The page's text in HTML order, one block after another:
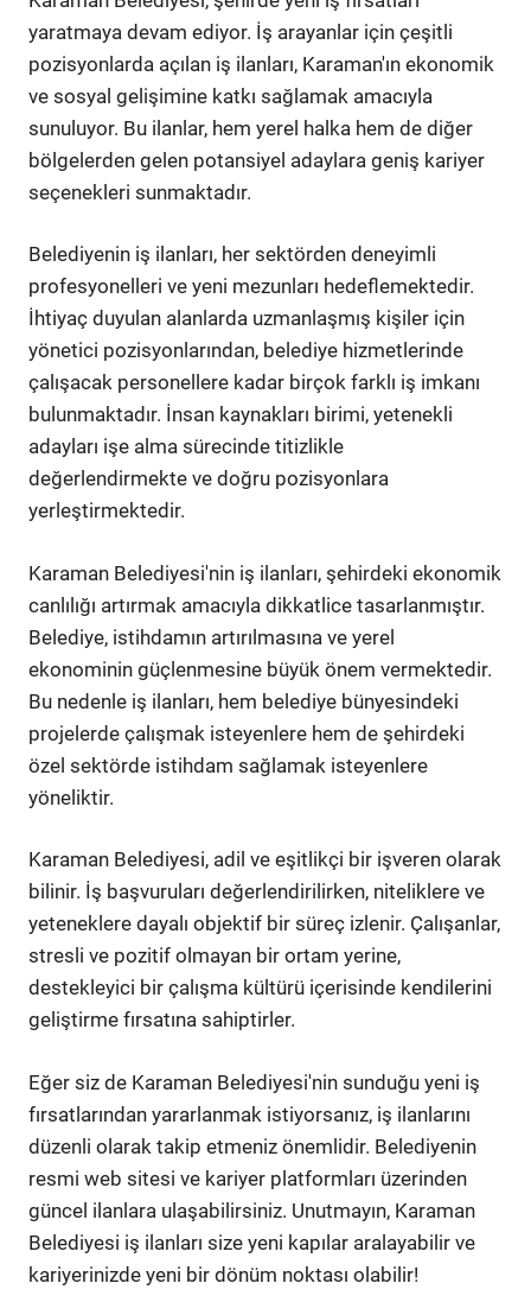
yaratmaya devam ediyor. İş arayanlar için çeşitli
pozisyonlarda açılan iş ilanları, Karaman'ın ekonomik
ve sosyal gelişimine katkı sağlamak amacıyla
sunuluyor. Bu ilanlar, hem yerel halka hem de diğer
bölgelerden gelen potansiyel adaylara geniş kariyer
seçenekleri sunmaktadır.
Belediyenin iş ilanları, her sektörden deneyimli
profesyonelleri ve yeni mezunları hedeflemektedir.
İhtiyaç duyulan alanlarda uzmanlaşmış kişiler için
yönetici pozisyonlarından, belediye hizmetlerinde
çalışacak personellere kadar birçok farklı iş imkanı
bulunmaktadır. İnsan kaynakları birimi, yetenekli
adayları işe alma sürecinde titizlikle
değerlendirmekte ve doğru pozisyonlara
yerleştirmektedir.
Karaman Belediyesi'nin iş ilanları, şehirdeki ekonomik
canlılığı artırmak amacıyla dikkatlice tasarlanmıştır.
Belediye, istihdamın artırılmasına ve yerel
ekonominin güçlenmesine büyük önem vermektedir.
Bu nedenle iş ilanları, hem belediye bünyesindeki
projelerde çalışmak isteyenlere hem de şehirdeki
özel sektörde istihdam sağlamak isteyenlere
yöneliktir.
Karaman Belediyesi, adil ve eşitlikçi bir işveren olarak
bilinir. İş başvuruları değerlendirilirken, niteliklere ve
yeteneklere dayalı objektif bir süreç izlenir. Çalışanlar,
stresli ve pozitif olmayan bir ortam yerine,
destekleyici bir çalışma kültürü içerisinde kendilerini
geliştirme fırsatına sahiptirler.
Eğer siz de Karaman Belediyesi'nin sunduğu yeni iş
fırsatlarından yararlanmak istiyorsanız, iş ilanlarını
düzenli olarak takip etmeniz önemlidir. Belediyenin
resmi web sitesi ve kariyer platformları üzerinden
güncel ilanlara ulaşabilirsiniz. Unutmayın, Karaman
Belediyesi iş ilanları size yeni kapılar aralayabilir ve
kariyerinizde yeni bir dönüm noktası olabilir!